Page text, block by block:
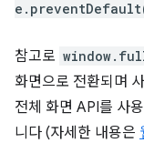
참고로
화면으로 전환되며
전체 화면 API를 사
니다 (자세한 내용은